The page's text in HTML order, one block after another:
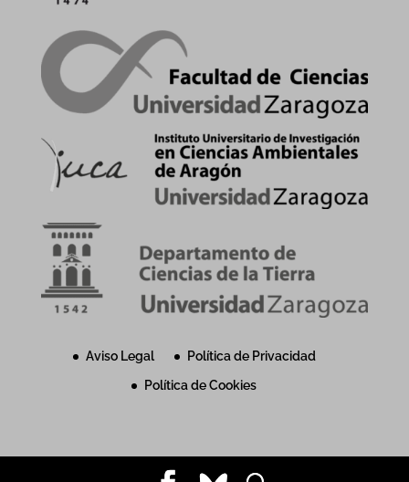
Aviso Legal
Política de Privacidad
Política de Cookies